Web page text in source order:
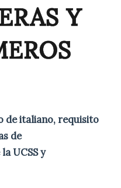
Y
de italiano, requisito
de
UCSS y